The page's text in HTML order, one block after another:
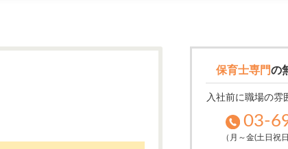
保育士専門の
入社前に職場の雰
03-
（月～金(土日祝